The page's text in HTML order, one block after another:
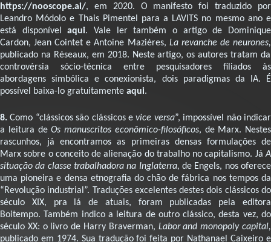
https://nooscope.ai/, em 2020. O manifesto foi traduzido por
Leandro Módolo e Thais Pimentel para a LAVITS no mesmo ano e
está disponívelaqui. Vale ler também o artigo de Dominique
Cardon, Jean Cointet e Antoine Mazières, La revanche de neurones,
publicado na Réseaux, em 2018. Neste artigo, os autores tratam da
controvérsia sócio-técnica entre pesquisadores filiados às
abordagens simbólica e conexionista, dois paradigmas da IA. É
possível baixa-lo gratuitamente aqui.
8. Como “clássicos são clássicos evice versa”, impossível não indicar
a leitura deOs manuscritos econômico-filosóficos, de Marx. Nestes
rascunhos, já encontramos as primeiras densas formulações de
Marx sobre o conceito de alienação do trabalho no capitalismo. JáA
situação da classe trabalhadora na Inglaterra, de Engels, nos oferece
uma pioneira e densa etnografia do chão de fábrica nos tempos da
“Revolução industrial”. Traduções excelentes destes dois clássicos do
século XIX, pra lá de atuais, foram publicadas pela editora
Boitempo. Também indico a leitura de outro clássico, desta vez, do
século XX: o livro de Harry Braverman, Labor and monopoly capital,
publicado em 1974. Sua tradução foi feita por Nathanael Caixeiro e